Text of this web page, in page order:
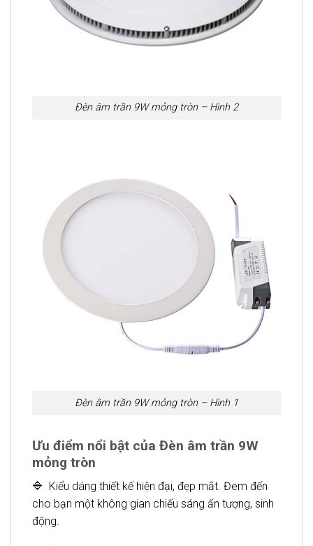
Đèn âm trần 9W mỏng tròn – Hình 2
Đèn âm trần 9W mỏng tròn – Hình 1
Ưu điểm nổi bật của Đèn âm trần 9W
mỏng tròn
🔷 Kiểu dáng thiết kế hiện đại, đẹp mắt. Đem đến
cho bạn một không gian chiếu sáng ấn tượng, sinh
động.